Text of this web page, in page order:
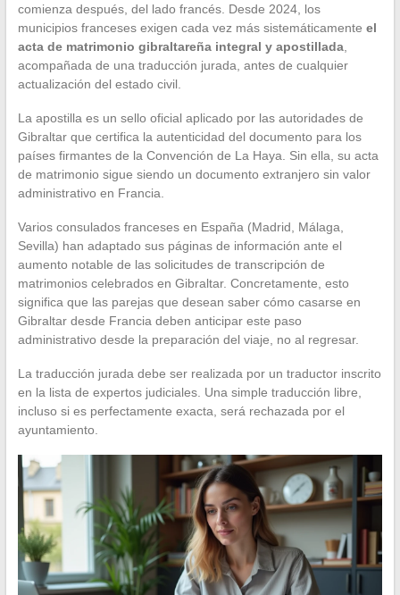
comienza después, del lado francés. Desde 2024, los
municipios franceses exigen cada vez más sistemáticamente el
acta de matrimonio gibraltareña integral y apostillada,
acompañada de una traducción jurada, antes de cualquier
actualización del estado civil.
La apostilla es un sello oficial aplicado por las autoridades de
Gibraltar que certifica la autenticidad del documento para los
países firmantes de la Convención de La Haya. Sin ella, su acta
de matrimonio sigue siendo un documento extranjero sin valor
administrativo en Francia.
Varios consulados franceses en España (Madrid, Málaga,
Sevilla) han adaptado sus páginas de información ante el
aumento notable de las solicitudes de transcripción de
matrimonios celebrados en Gibraltar. Concretamente, esto
significa que las parejas que desean saber cómo casarse en
Gibraltar desde Francia deben anticipar este paso
administrativo desde la preparación del viaje, no al regresar.
La traducción jurada debe ser realizada por un traductor inscrito
en la lista de expertos judiciales. Una simple traducción libre,
incluso si es perfectamente exacta, será rechazada por el
ayuntamiento.